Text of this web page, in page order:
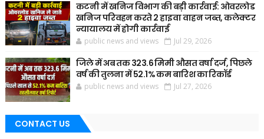
कटनी में खनिज विभाग की बड़ी कार्रवाई: ओवरलोड
खनिज परिवहन करते 2 हाइवा वाहन जब्त, कलेक्टर
न्यायालय में होगी कार्रवाई
public news and views Jul 29, 2026
जिले में अब तक 323.6 मिमी औसत वर्षा दर्ज, पिछले
वर्ष की तुलना में 52.1% कम बारिश का रिकॉर्ड
public news and views Jul 27, 2026
CONTACT US